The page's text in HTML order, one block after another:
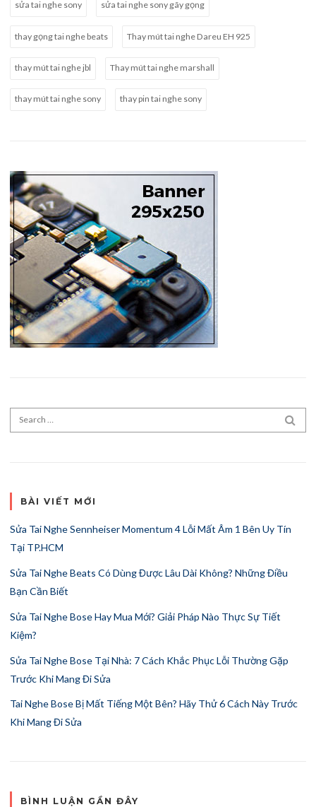
sửa tai nghe sony sửa tai nghe sony gãy gọng
thay gọng tai nghe beats Thay mút tai nghe Dareu EH 925
thay mút tai nghe jbl Thay mút tai nghe marshall
thay mút tai nghe sony thay pin tai nghe sony
Search for:
BÀI VIẾT MỚI
Sửa Tai Nghe Sennheiser Momentum 4 Lỗi Mất Âm 1 Bên Uy Tín
Tại TP.HCM
Sửa Tai Nghe Beats Có Dùng Được Lâu Dài Không? Những Điều
Bạn Cần Biết
Sửa Tai Nghe Bose Hay Mua Mới? Giải Pháp Nào Thực Sự Tiết
Kiệm?
Sửa Tai Nghe Bose Tại Nhà: 7 Cách Khắc Phục Lỗi Thường Gặp
Trước Khi Mang Đi Sửa
Tai Nghe Bose Bị Mất Tiếng Một Bên? Hãy Thử 6 Cách Này Trước
Khi Mang Đi Sửa
BÌNH LUẬN GẦN ĐÂY